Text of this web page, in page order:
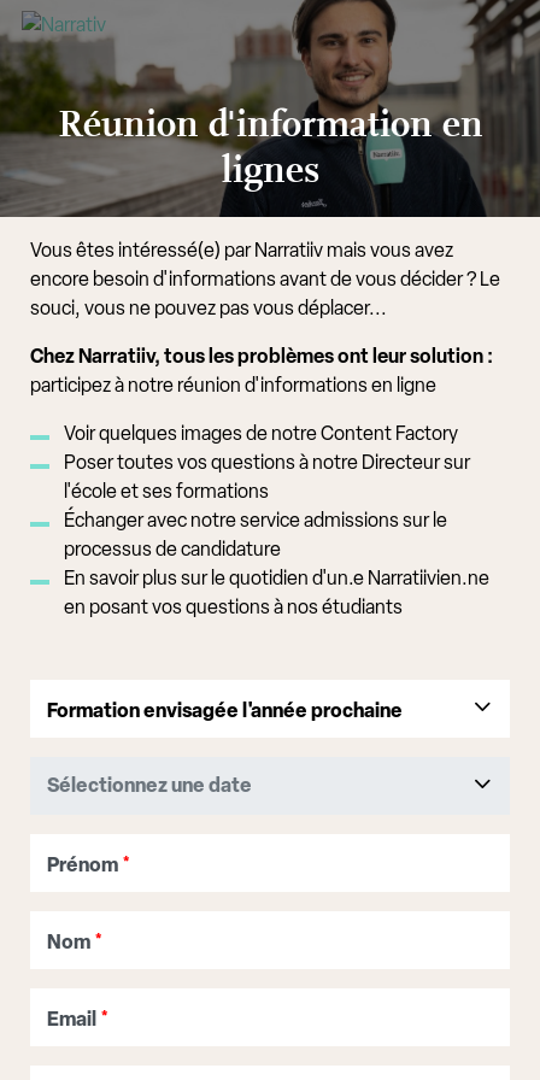
Réunion d'information en
lignes
Vous êtes intéressé(e) par Narratiiv mais vous avez
encore besoin d'informations avant de vous décider ? Le
souci, vous ne pouvez pas vous déplacer...
Chez Narratiiv, tous les problèmes ont leur solution :
participez à notre réunion d'informations en ligne
Voir quelques images de notre Content Factory
Poser toutes vos questions à notre Directeur sur
l'école et ses formations
Échanger avec notre service admissions sur le
processus de candidature
En savoir plus sur le quotidien d'un.e Narratiivien.ne
en posant vos questions à nos étudiants
Prénom *
Nom *
Email *